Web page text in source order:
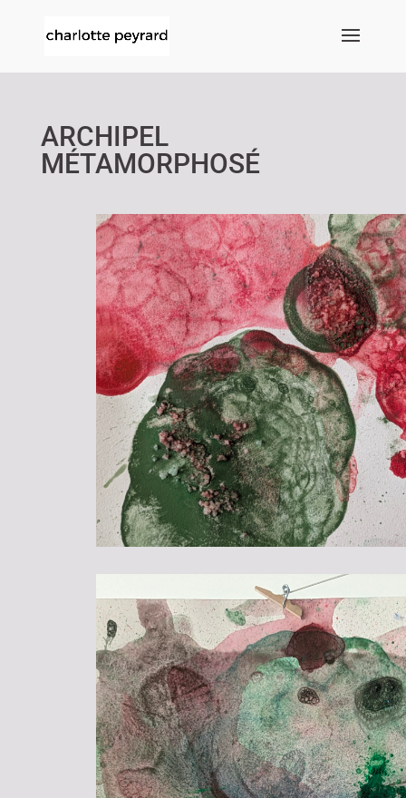
ARCHIPEL
MÉTAMORPHOSÉ